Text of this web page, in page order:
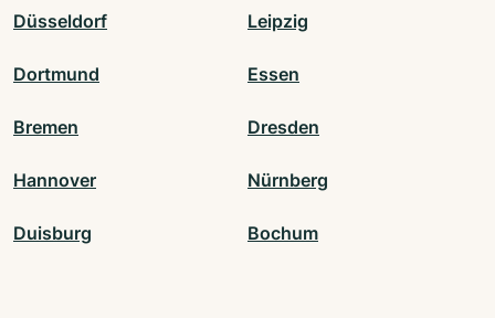
Düsseldorf Leipzig
Dortmund Essen
Bremen Dresden
Hannover Nürnberg
Duisburg Bochum